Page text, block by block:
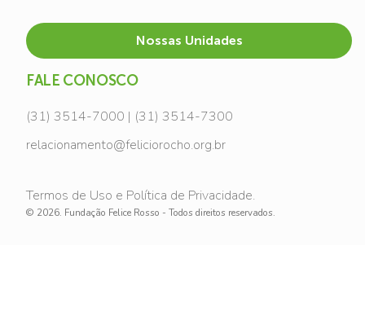
Nossas Unidades
FALE CONOSCO
(31) 3514-7000 | (31) 3514-7300
relacionamento@feliciorocho.org.br
Termos de Uso e Política de Privacidade.
© 2026. Fundação Felice Rosso - Todos direitos reservados.